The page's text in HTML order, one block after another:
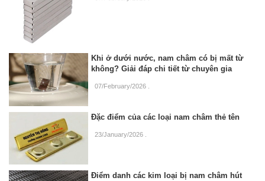
Khi ở dưới nước, nam châm có bị mất từ
không? Giải đáp chi tiết từ chuyên gia
07/February/2026
Đặc điểm của các loại nam châm thẻ tên
23/January/2026
Điểm danh các kim loại bị nam châm hút